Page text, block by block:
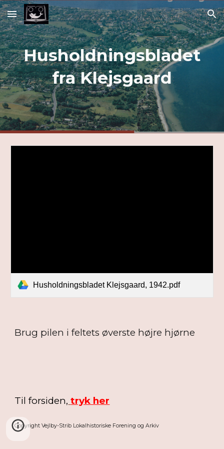
Skip to main content Skip to navigation
Husholdningsbladet
fra Klejsgaard
Husholdningsbladet Klejsgaard, 1942.pdf
Brug pilen i feltets øverste højre hjørne
Til forsiden, tryk her
Copyright Vejlby-Strib Lokalhistoriske Forening og Arkiv